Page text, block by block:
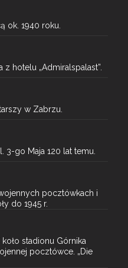
ok. 1940 roku.
z hotelu „Admiralspalast”.
w Zabrzu.
3-go Maja 120 lat temu.
pocztówkach i
do 1945 r.
stadionu Górnika
pocztówce. „Die